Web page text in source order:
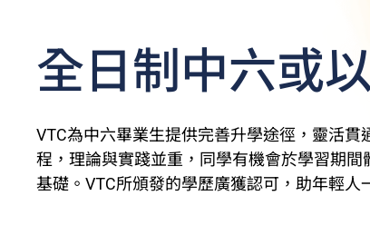
全日制中六或
VTC為中六畢業生提供完善升學途徑，靈活貫
程，理論與實踐並重，同學有機會於學習期
基礎。VTC所頒發的學歷廣獲認可，助年輕人